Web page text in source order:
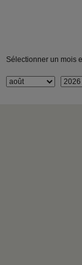
Sélectionner un mois